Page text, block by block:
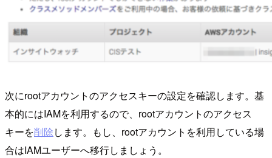
次にrootアカウントのアクセスキーの設定を確認します。基
本的にはIAMを利用するので、rootアカウントのアクセス
キーを削除します。もし、rootアカウントを利用している場
合はIAMユーザーへ移行しましょう。